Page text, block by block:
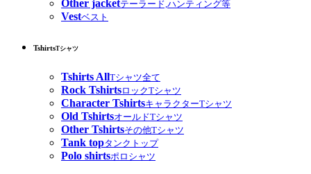
Other jacketテーラード,ハンティング等
Vestベスト
TshirtsTシャツ
Tshirts AllTシャツ全て
Rock TshirtsロックTシャツ
Character TshirtsキャラクターTシャツ
Old TshirtsオールドTシャツ
Other Tshirtsその他Tシャツ
Tank topタンクトップ
Polo shirtsポロシャツ